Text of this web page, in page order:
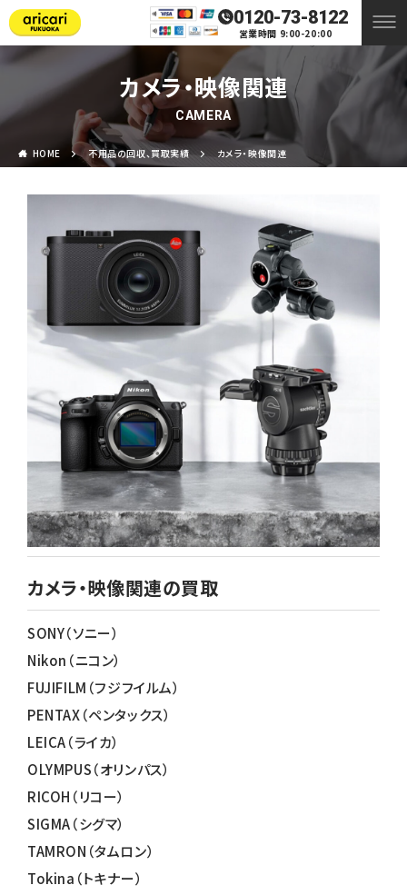
0120-73-8122
営業時間 9:00-20:00
カメラ・映像関連
CAMERA
HOME 不用品の回収、買取実績 カメラ・映像関連
カメラ・映像関連の買取
SONY（ソニー）
Nikon（ニコン）
FUJIFILM（フジフイルム）
PENTAX（ペンタックス）
LEICA（ライカ）
OLYMPUS（オリンパス）
RICOH（リコー）
SIGMA（シグマ）
TAMRON（タムロン）
Tokina（トキナー）